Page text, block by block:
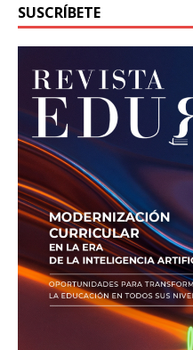
SUSCRÍBETE